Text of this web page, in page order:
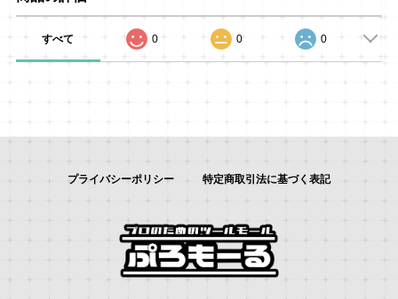
すべて 0 0 0
プライバシーポリシー 特定商取引法に基づく表記